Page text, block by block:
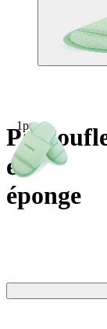
en
éponge
1pc